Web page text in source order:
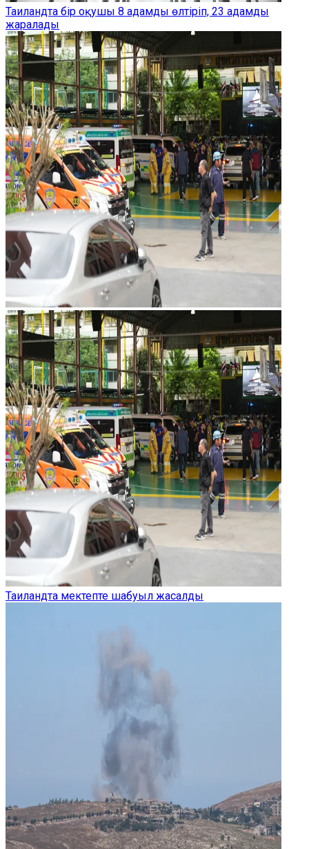
Таиландта бір оқушы 8 адамды өлтіріп, 23 адамды
жаралады
Таиландта мектепте шабуыл жасалды